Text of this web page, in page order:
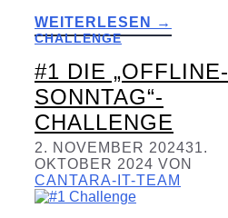
WEITERLESEN →
CHALLENGE
#1 DIE „OFFLINE-
SONNTAG“-
CHALLENGE
2. NOVEMBER 202431.
OKTOBER 2024 VON
CANTARA-IT-TEAM